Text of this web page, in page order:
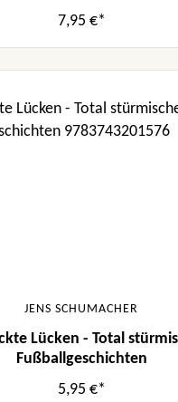
7,95 €*
JENS SCHUMACHER
Lücken - Total
Fußballgeschichten
5,95 €*